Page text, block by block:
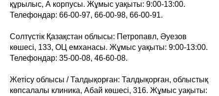
құрылыс, А корпусы. Жұмыс уақыты: 9:00-13:00.
Телефондар: 66-00-97, 66-00-98, 66-00-91.
Солтүстік Қазақстан облысы: Петропавл, Әуезов
көшесі, 133, ОЦ емханасы. Жұмыс уақыты: 9:00-13:00.
Телефондар: 35-00-08, 46-60-08.
Жетісу облысы / Талдықорған: Талдықорған, облыстық
көпсалалы клиника, Абай көшесі, 316. Жұмыс уақыты: